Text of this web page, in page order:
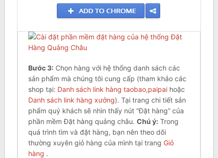
Bước3:Chọn hàng với hệ thống danh sách các
sản phẩm mà chúng tôi cung cấp (tham khảo các
shop tại: Danh sách link hàng taobao,paipaihoặc
Danh sách link hàng xưởng). Tại trang chi tiết sản
phẩm quý khách sẽ nhìn thấy nút “Đặt hàng” của
phần mềm Đặt hàng quảng châu. Chú ý:Trong
quá trình tìm và đặt hàng, bạn nên theo dõi
thường xuyên giỏ hàng của mình tại trang Giỏ
hàng .